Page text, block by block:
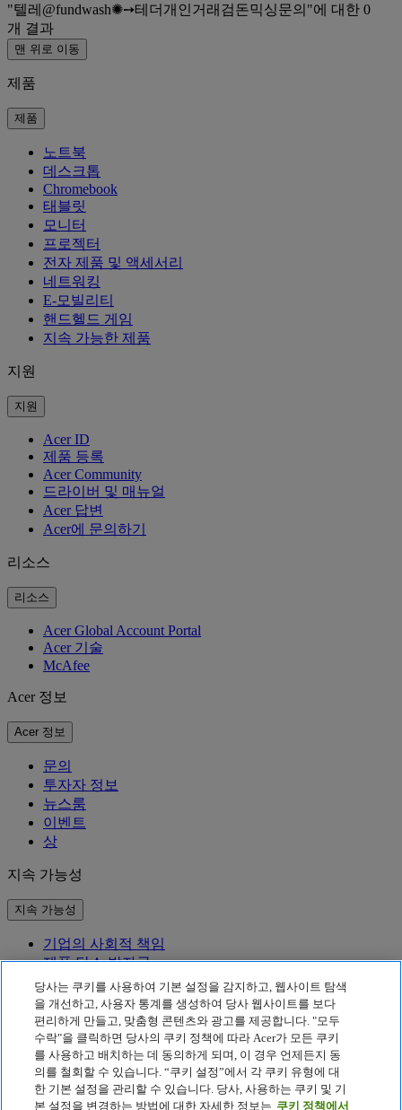
텔레@fundwash✺➙테더개인거래검돈믹싱문의
에 대한 0
개 결과
맨 위로 이동
제품
제품
노트북
데스크톱
Chromebook
태블릿
모니터
프로젝터
전자 제품 및 액세서리
네트워킹
E-모빌리티
핸드헬드 게임
지속 가능한 제품
지원
지원
Acer ID
제품 등록
Acer Community
드라이버 및 매뉴얼
Acer 답변
Acer에 문의하기
리소스
리소스
Acer Global Account Portal
Acer 기술
McAfee
Acer 정보
Acer 정보
문의
투자자 정보
뉴스룸
이벤트
상
지속 가능성
지속 가능성
기업의 사회적 책임
제품 탄소 발자국
Project Humanity
Earthion
개인정보 처리방침
Cookie 정책
법적 고지 사항
추가 법적 정보
접근성 정책
당사는 쿠키를 사용하여 기본 설정을 감지하고, 웹사이트 탐색
을 개선하고, 사용자 통계를 생성하여 당사 웹사이트를 보다
편리하게 만들고, 맞춤형 콘텐츠와 광고를 제공합니다. "모두
수락"을 클릭하면 당사의 쿠키 정책에 따라 Acer가 모든 쿠키
를 사용하고 배치하는 데 동의하게 되며, 이 경우 언제든지 동
의를 철회할 수 있습니다. “쿠키 설정”에서 각 쿠키 유형에 대
한 기본 설정을 관리할 수 있습니다. 당사, 사용하는 쿠키 및 기
본 설정을 변경하는 방법에 대한 자세한 정보는 쿠키 정책에서